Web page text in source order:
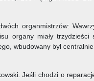
organmistrzów:
organy miały trzydzieści
wbudowany był
Jeśli chodzi o